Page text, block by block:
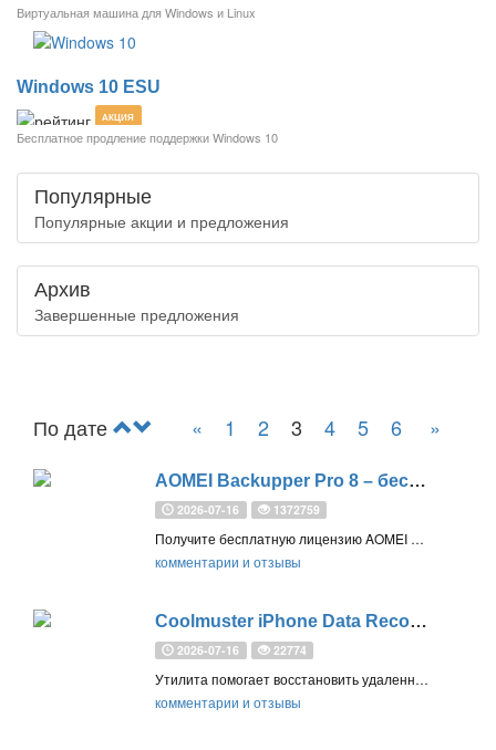
Виртуальная машина для Windows и Linux
Windows 10 ESU
АКЦИЯ
Бесплатное продление поддержки Windows 10
Популярные
Популярные акции и предложения
Архив
Завершенные предложения
По дате « 1 2 3 4 5 6 »
AOMEI Backupper Pro 8 – бесплатная лицензия на 1 год
2026-07-16 1372759
Получите бесплатную лицензию AOMEI Backupper Pro (Professional) 8 – комплексная, простая и надежная программа для резервного копирования системы Windows, включая Windows 11, отдельных дисков и важных файлов
комментарии и отзывы
Coolmuster iPhone Data Recovery для Windows – бесплатная лицензия на 1 год
2026-07-16 22774
Утилита помогает восстановить удаленные или потерянные данные для iPhone и iPad, а также восстановить данные из резервной копии iTunes
комментарии и отзывы